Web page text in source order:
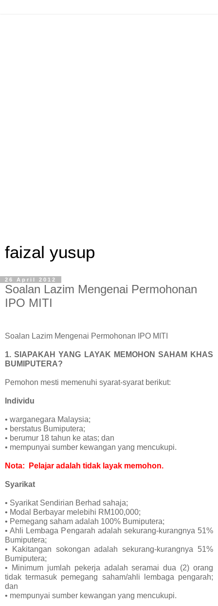
faizal yusup
26 April 2012
Soalan Lazim Mengenai Permohonan
IPO MITI
Soalan Lazim Mengenai Permohonan IPO MITI
1. SIAPAKAH YANG LAYAK MEMOHON SAHAM KHAS
BUMIPUTERA?
Pemohon mesti memenuhi syarat-syarat berikut:
Individu
• warganegara Malaysia;
• berstatus Bumiputera;
• berumur 18 tahun ke atas; dan
• mempunyai sumber kewangan yang mencukupi.
Nota: Pelajar adalah tidak layak memohon.
Syarikat
• Syarikat Sendirian Berhad sahaja;
• Modal Berbayar melebihi RM100,000;
• Pemegang saham adalah 100% Bumiputera;
• Ahli Lembaga Pengarah adalah sekurang-kurangnya 51%
Bumiputera;
• Kakitangan sokongan adalah sekurang-kurangnya 51%
Bumiputera;
• Minimum jumlah pekerja adalah seramai dua (2) orang
tidak termasuk pemegang saham/ahli lembaga pengarah;
dan
• mempunyai sumber kewangan yang mencukupi.